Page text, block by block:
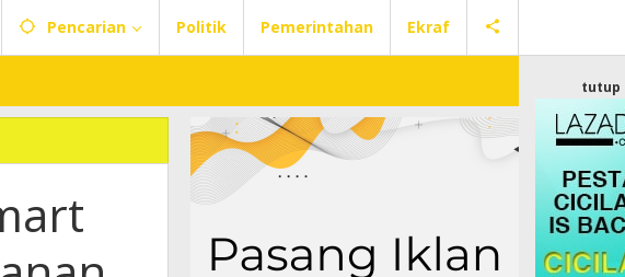
Pencarian Politik Pemerintahan Ekraf
tutup